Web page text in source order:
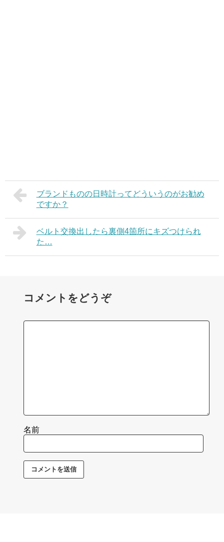
ブランドものの日時計ってどういうのがお勧め
ですか？
ベルト交換出したら裏側4箇所にキズつけられ
た…
コメントをどうぞ
名前